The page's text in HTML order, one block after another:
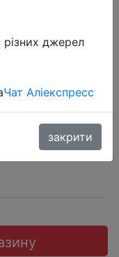
в
generation)
джерел
Чат Аліекспресс
закрити